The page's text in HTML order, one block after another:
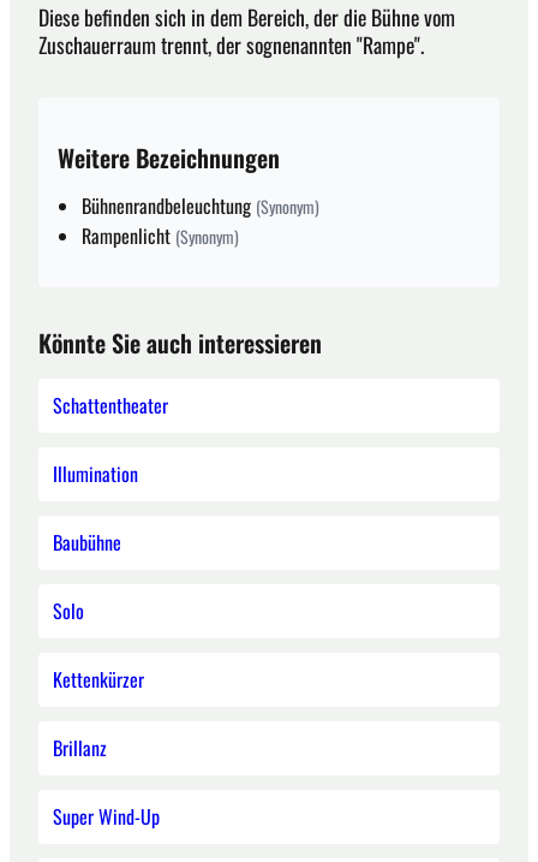
Diese befinden sich in dem Bereich, der die Bühne vom
Zuschauerraum trennt, der sognenannten "Rampe".
Weitere Bezeichnungen
Bühnenrandbeleuchtung (Synonym)
Rampenlicht (Synonym)
Könnte Sie auch interessieren
Schattentheater
Illumination
Baubühne
Solo
Kettenkürzer
Brillanz
Super Wind-Up